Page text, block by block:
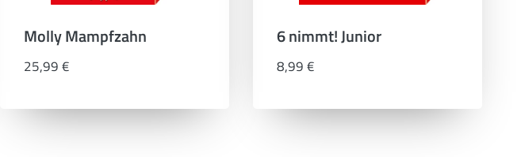
Molly Mampfzahn
25,99 €
6 nimmt! Junior
8,99 €